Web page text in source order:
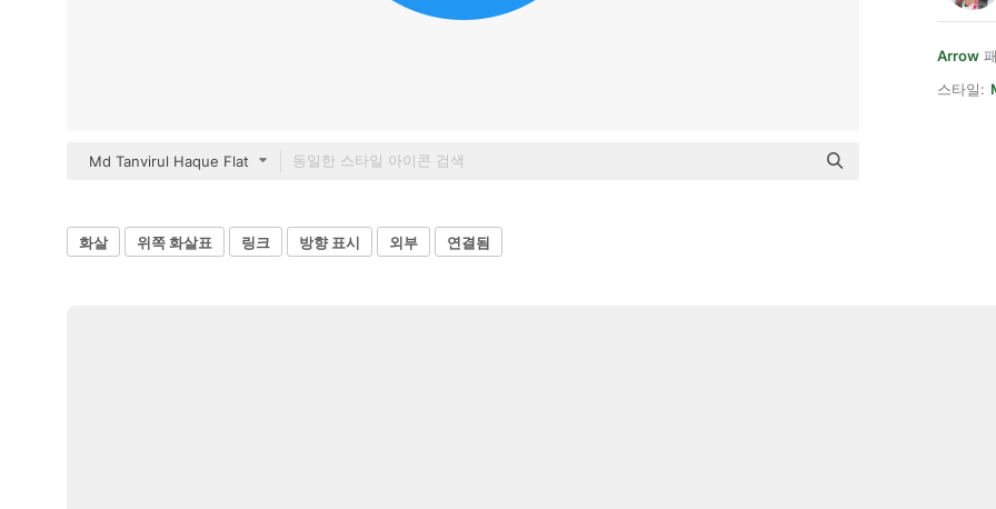
Md Tanvirul Haque Flat
Arrow
스타일:
화살 위쪽 화살표 링크 방향 표시 외부 연결됨